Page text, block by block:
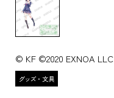
© KF ©2020 EXNOA LLC